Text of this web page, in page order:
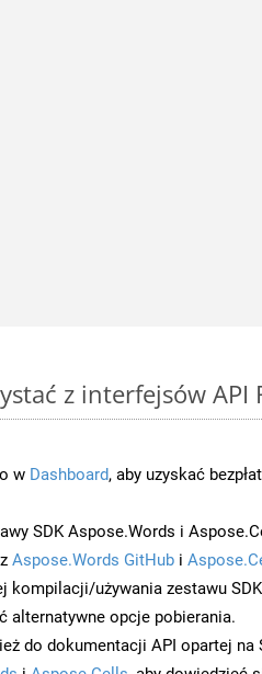
z interfejsów API
w Dashboard, aby uzyskać
SDK Aspose.Words i
Aspose.Words GitHub i
kompilacji/używania zestawu
alternatywne opcje pobierania.
do dokumentacji API opartej na